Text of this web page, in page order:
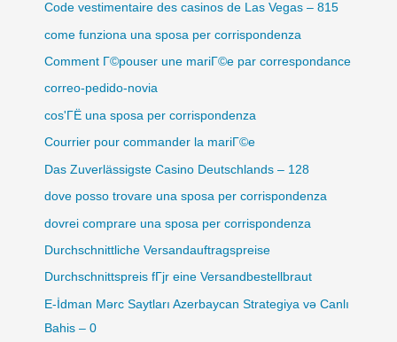
Code vestimentaire des casinos de Las Vegas – 815
come funziona una sposa per corrispondenza
Comment Г©pouser une mariГ©e par correspondance
correo-pedido-novia
cos'ГЁ una sposa per corrispondenza
Courrier pour commander la mariГ©e
Das Zuverlässigste Casino Deutschlands – 128
dove posso trovare una sposa per corrispondenza
dovrei comprare una sposa per corrispondenza
Durchschnittliche Versandauftragspreise
Durchschnittspreis fГјr eine Versandbestellbraut
E-İdman Mərc Saytları Azerbaycan Strategiya və Canlı
Bahis – 0